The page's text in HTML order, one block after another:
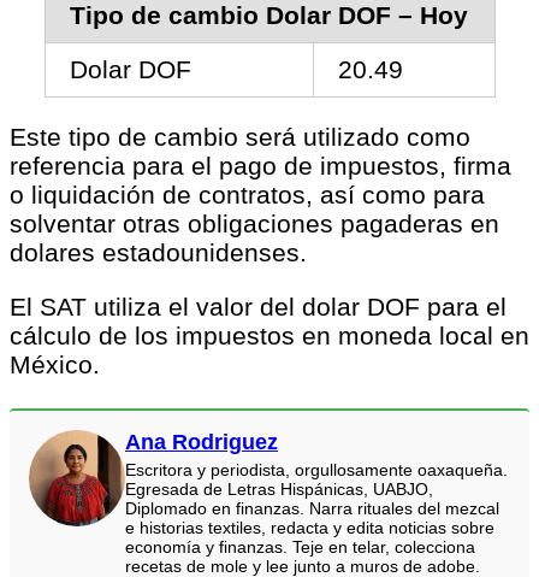
Tipo de cambio Dolar DOF – Hoy
Dolar DOF
20.49
Este tipo de cambio será utilizado como
referencia para el pago de impuestos, firma
o liquidación de contratos, así como para
solventar otras obligaciones pagaderas en
dolares estadounidenses.
El SAT utiliza el valor del dolar DOF para el
cálculo de los impuestos en moneda local en
México.
Ana Rodriguez
Escritora y periodista, orgullosamente oaxaqueña.
Egresada de Letras Hispánicas, UABJO,
Diplomado en finanzas. Narra rituales del mezcal
e historias textiles, redacta y edita noticias sobre
economía y finanzas. Teje en telar, colecciona
recetas de mole y lee junto a muros de adobe.